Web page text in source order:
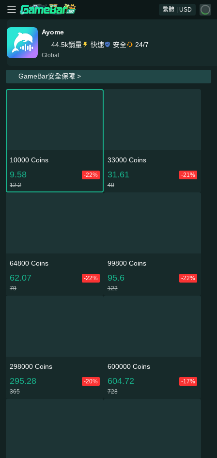
繁體 | USD
Ayome
44.5k銷量
快速 安全 24/7
Global
GameBar安全保障 >
10000 Coins
9.58
-22%
12.2
33000 Coins
31.61
-21%
40
64800 Coins
62.07
-22%
79
99800 Coins
95.6
-22%
122
298000 Coins
295.28
-20%
365
600000 Coins
604.72
-17%
728